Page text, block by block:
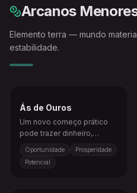
Arcanos
Elemento terra — mundo
estabilidade.
Ás de Ouros
Um novo começo prático
pode trazer dinheiro,
crescimento.
Oportunidade
Prosperidade
Potencial